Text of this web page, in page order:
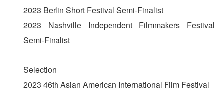
2023 Berlin Short Festival Semi-Finalist
2023 Nashville Independent Filmmakers Festival
Semi-Finalist
Selection
2023 46th Asian American International Film Festival